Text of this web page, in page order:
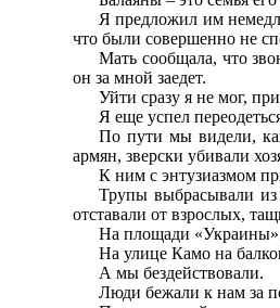
Я предложил им
что были совершенно не
Мать сообщала, что
он за мной заедет.
Уйти сразу я не мог,
Я еще успел
По пути мы видели,
армян, зверски убивали
К ним с энтузиазмом
Трупы выбрасывали
отставали от взрослых,
На площади «Украины»
На улице Камо на
А мы бездействовали.
Люди бежали к нам за